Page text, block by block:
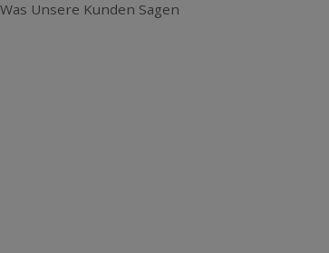
Was Unsere Kunden Sagen